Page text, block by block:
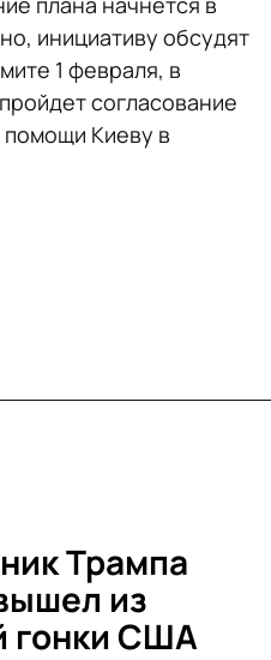
инициативу обсудят
1 февраля, в
согласование
помощи Киеву в
Трампа
из
гонки США